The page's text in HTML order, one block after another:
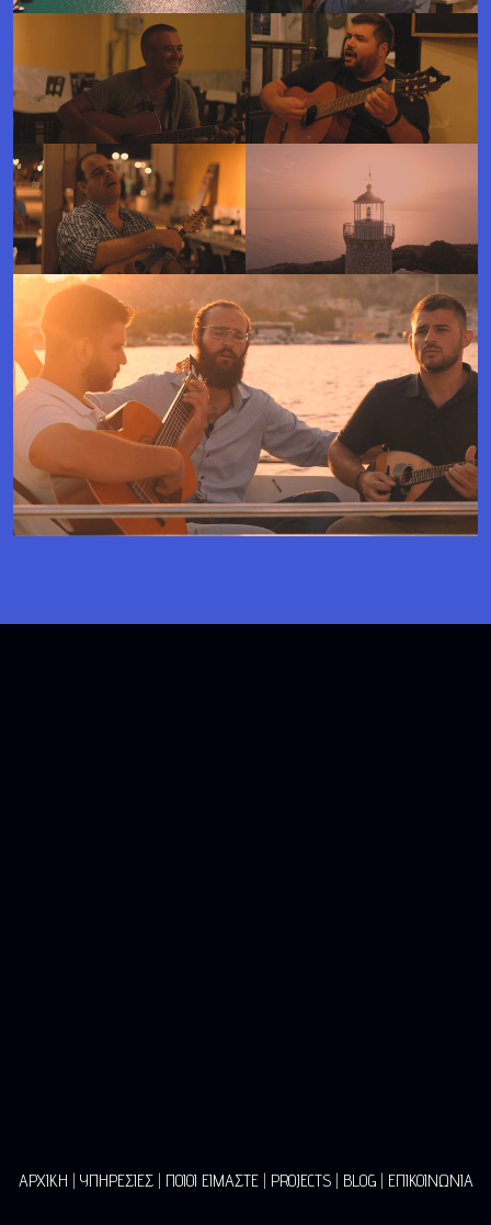
ΑΡΧΙΚΗ | ΥΠΗΡΕΣΙΕΣ| ΠΟΙΟΙ ΕΙΜΑΣΤΕ| PROJECTS| BLOG| ΕΠΙΚΟΙΝΩΝΙΑ